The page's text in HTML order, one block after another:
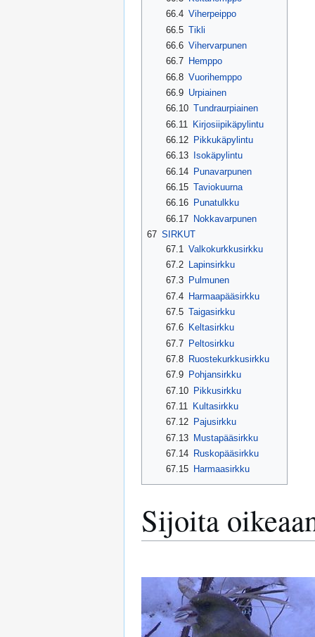
66.4 Viherpeippo
66.5 Tikli
66.6 Vihervarpunen
66.7
Hemppo
66.8 Vuorihemppo
66.9 Urpiainen
66.10 Tundraurpiainen
66.11
Kirjosiipikäpylintu
66.12
Pikkukäpylintu
66.13
Isokäpylintu
66.14 Punavarpunen
66.15 Taviokuurna
66.16
Punatulkku
66.17 Nokkavarpunen
67 SIRKUT
67.1
Valkokurkkusirkku
67.2
Lapinsirkku
67.3
Pulmunen
67.4
Harmaapääsirkku
67.5 Taigasirkku
67.6
Keltasirkku
67.7
Peltosirkku
67.8
Ruostekurkkusirkku
67.9
Pohjansirkku
67.10
Pikkusirkku
67.11
Kultasirkku
67.12
Pajusirkku
67.13
Mustapääsirkku
67.14
Ruskopääsirkku
67.15
Harmaasirkku
Sijoita